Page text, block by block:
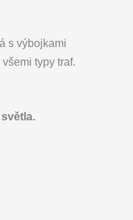
s výbojkami
typy traf.